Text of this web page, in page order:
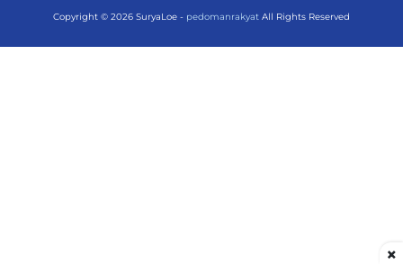
Copyright © 2026 SuryaLoe - pedomanrakyat All Rights Reserved
×